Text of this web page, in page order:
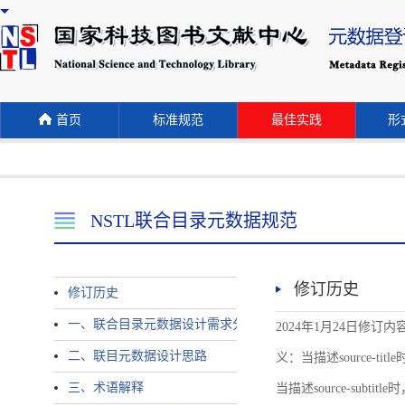
首页 标准规范 最佳实践 形
NSTL联合目录元数据规范
修订历史
一、联合目录元数据设计需求分析
二、联目元数据设计思路
三、术语解释
修订历史
2024年1月24日修订内
义：当描述source-title
当描述source-subtitle